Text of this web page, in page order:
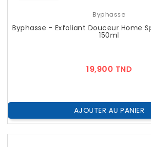
Byphasse
Byphasse - Exfoliant Douceur Home
150ml
19,900 TND
AJOUTER AU PANIER